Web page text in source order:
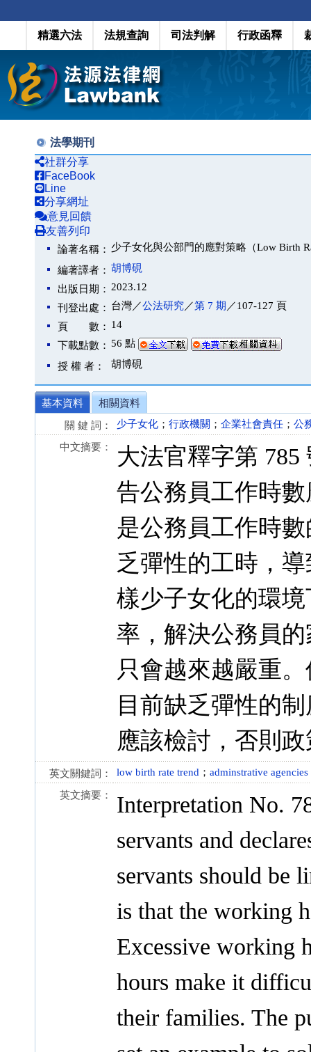
精選六法 法規查詢 司法判解 行政函釋
法學期刊
社群分享
FaceBook
Line
分享網址
意見回饋
友善列印
論著名稱： 少子女化與公部門的應對策略（Low Birth
編著譯者： 胡博硯
出版日期： 2023.12
刊登出處： 台灣／公法研究／第 7 期 ／107-127 頁
頁 數： 14
下載點數： 56 點
授 權 者： 胡博硯
基本資料
相關資料
關 鍵 詞：
少子女化 ； 行政機關 ； 企業社會責任 ； 公
中文摘要：
大法官釋字第
告公務員工作時
是公務員工作時
乏彈性的工時，
樣少子女化的環
率，解決公務員
只會越來越嚴重
目前缺乏彈性的
應該檢討，否則
英文關鍵詞： low birth rate trend ； adminstrative agencies
英文摘要：
Interpretation No.
servants and
servants should be
is that the working
Excessive working
hours make it
their families. The